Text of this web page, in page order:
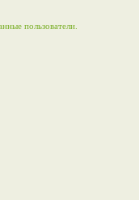
пользователи.